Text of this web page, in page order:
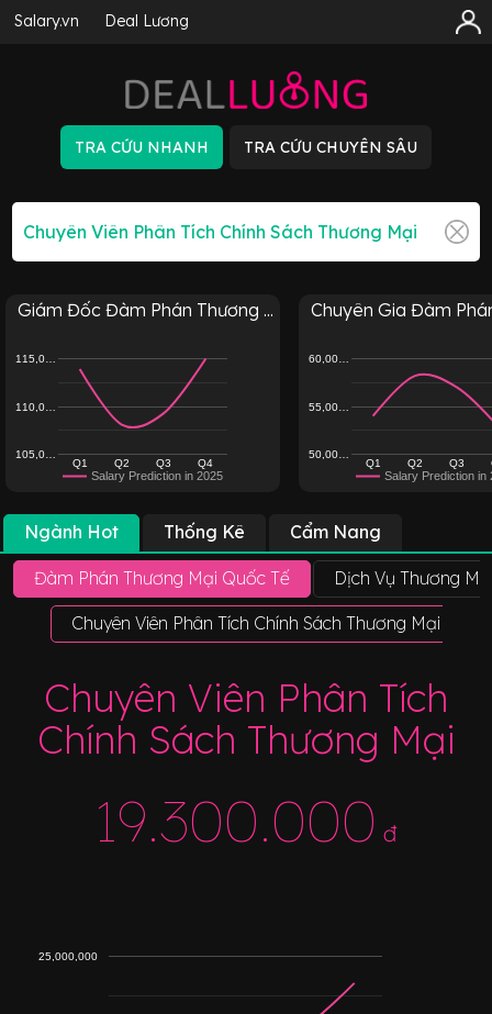
Salary.vn Deal Lương
Giám Đốc Đàm Phán Thương ...
Salary Prediction in 2025
Q1 Q2 Q3 Q4
105,0…
110,0…
115,0…
Chuyên Gia Đàm
Salary Prediction in
Q1 Q2 Q3
50,00…
55,00…
60,00…
Ngành Hot Thống Kê Cẩm Nang
Đàm Phán Thương Mại Quốc Tế Dịch Vụ Thương
Chuyên Viên Phân Tích Chính Sách Thương Mại
Chuyên Viên Phân Tích
Chính Sách Thương Mại
19.300.000 đ
25,000,000